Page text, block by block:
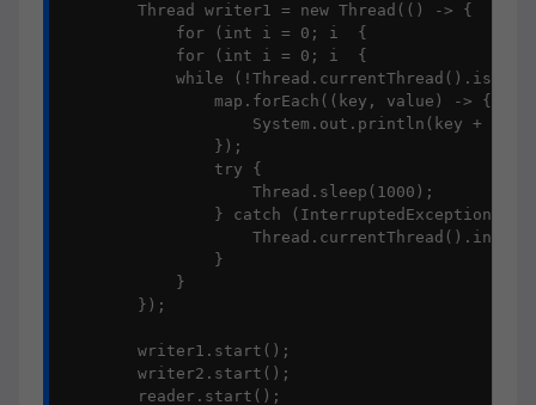
        Thread writer1 = new Thread(() -> {
            for (int i = 0; i  {
            for (int i = 0; i  {
while
                map.forEach((key, value) -> {
System.out.println(key + " =
                });
                try {
                    Thread.sleep(1000);
} catch (InterruptedException e)
                }
            }
        });
        writer1.start();
        writer2.start();
        reader.start();